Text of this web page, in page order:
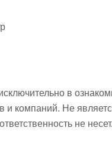
в
и компаний. Не
не несет.